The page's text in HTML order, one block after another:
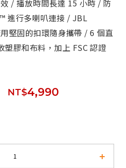
/ 播放時間長達 15 小時 / 防
進行多喇叭連接 / JBL
堅固的扣環隨身攜帶 / 6 個直
膠和布料，加上 FSC 認證
NT$4,990